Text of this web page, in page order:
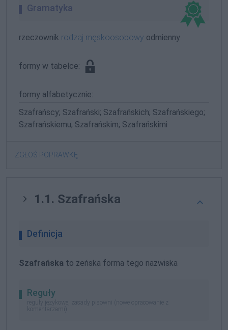
Gramatyka
rzeczownik rodzaj męskoosobowy odmienny
formy w tabelce:
formy alfabetycznie:
Szafrańscy; Szafrański; Szafrańskich; Szafrańskiego;
Szafrańskiemu; Szafrańskim; Szafrańskimi
ZGŁOŚ POPRAWKĘ
1.1. Szafrańska
Definicja
Szafrańska to żeńska forma tego nazwiska
Reguły
reguły językowe, zasady pisowni (nowe opracowanie z
komentarzami)